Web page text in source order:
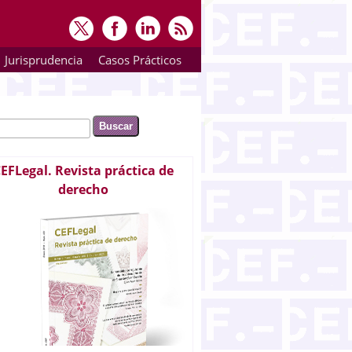
Jurisprudencia Casos Prácticos
de búsqueda
Revista práctica de
derecho